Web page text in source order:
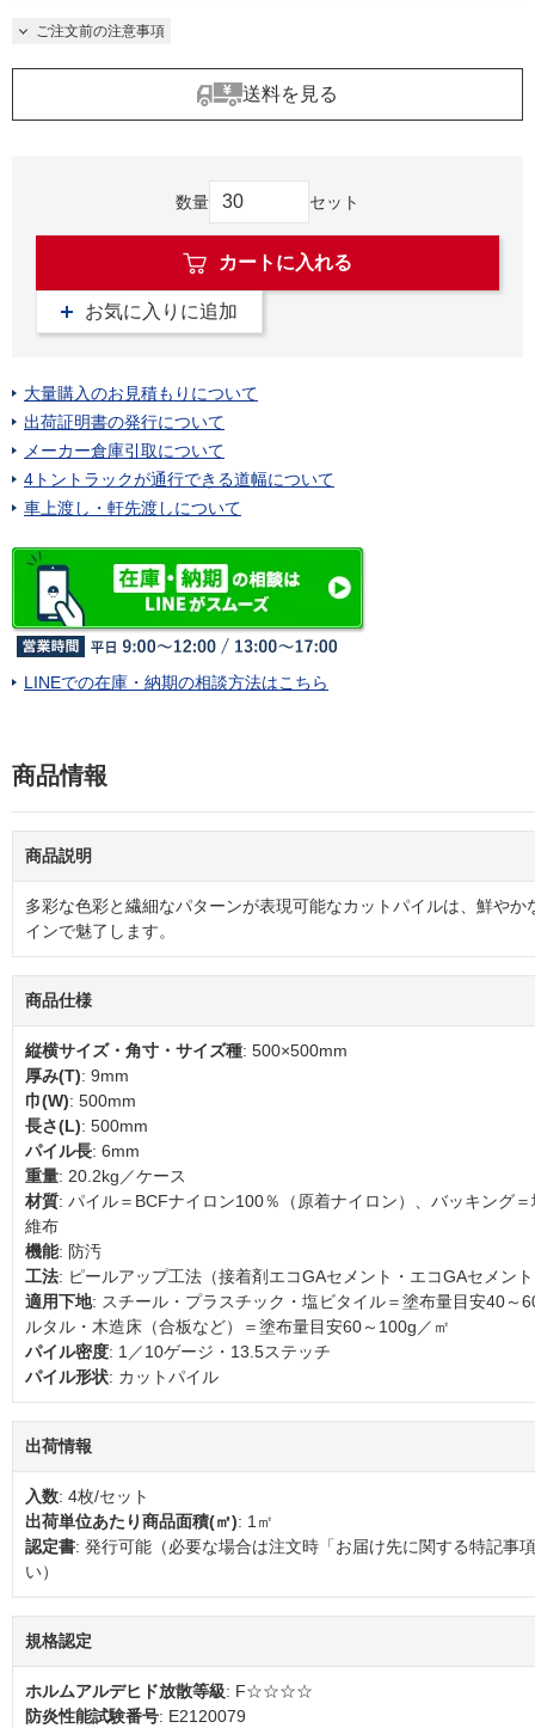
ご注文前の注意事項
送料を見る
数量 セット
カートに入れる
お気に入りに追加
大量購入のお見積もりについて
出荷証明書の発行について
メーカー倉庫引取について
4トントラックが通行できる道幅について
車上渡し・軒先渡しについて
LINEでの在庫・納期の相談方法はこちら
商品情報
商品説明
多彩な色彩と繊細なパターンが表現可能なカットパイルは、鮮やか
インで魅了します。
商品仕様
縦横サイズ・角寸・サイズ種: 500×500mm
厚み(T): 9mm
巾(W): 500mm
長さ(L): 500mm
パイル長: 6mm
重量: 20.2kg／ケース
材質: パイル＝BCFナイロン100％（原着ナイロン）、バッキング
維布
機能: 防汚
工法: ピールアップ工法（接着剤エコGAセメント・エコGAセメン
適用下地: スチール・プラスチック・塩ビタイル＝塗布量目安40～
ルタル・木造床（合板など）＝塗布量目安60～100g／㎡
パイル密度: 1／10ゲージ・13.5ステッチ
パイル形状: カットパイル
出荷情報
入数: 4枚/セット
出荷単位あたり商品面積(㎡): 1㎡
認定書: 発行可能（必要な場合は注文時「お届け先に関する特記事
い）
規格認定
ホルムアルデヒド放散等級: F☆☆☆☆
防炎性能試験番号: E2120079